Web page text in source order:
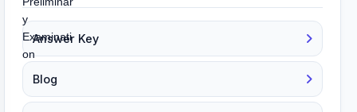
Answer Key
Blog